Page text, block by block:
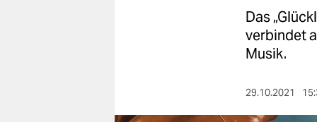
verlag
Das
verbindet
Musik.
29.10.2021